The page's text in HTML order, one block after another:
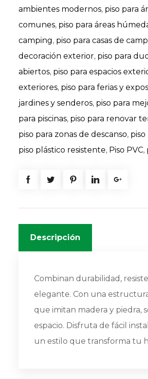
ambientes modernos, piso para
comunes, piso para áreas
camping, piso para casas de
decoración exterior, piso para
abiertos, piso para espacios
exteriores, piso para ferias y
jardines y senderos, piso para
para piscinas, piso para renovar
piso para zonas de descanso,
piso plástico resistente, Piso PVC,
Descripción
Combinan durabilidad,
elegante. Con una
que imitan madera y piedra,
espacio. Disfruta de fácil
un estilo que transforma tu